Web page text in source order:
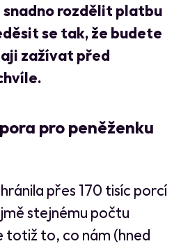
rozdělit platbu
se tak, že budete
zažívat před
pro peněženku
přes 170 tisíc porcí
stejnému počtu
totiž to, co nám (hned